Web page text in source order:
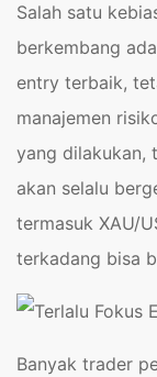
Salah satu
berkembang
entry terbaik,
manajemen
yang dilakukan,
akan selalu
termasuk XAU/
terkadang bisa
Banyak trader